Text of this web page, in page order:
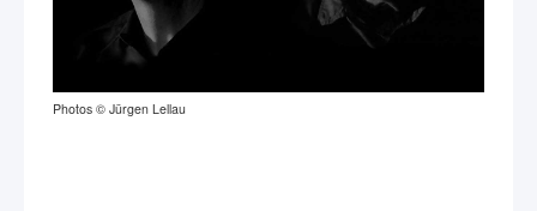
Photos © Jürgen Lellau